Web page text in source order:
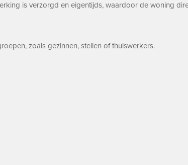
is verzorgd en eigentijds, waardoor de woning
zoals gezinnen, stellen of thuiswerkers.